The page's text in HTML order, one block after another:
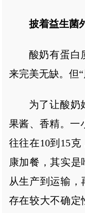
披着益生菌
酸奶有蛋白
来完美无缺。但“
为了让酸奶
果酱、香精。一
往往在10到15
康加餐，其实是
从生产到运输
存在较大不确定